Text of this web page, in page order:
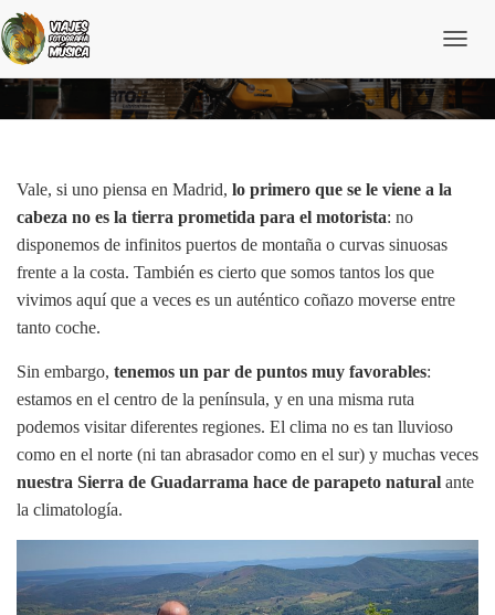
m
b
n
ó
Vale, si uno piensa en Madrid, lo primero que se le viene a la
cabeza no es la tierra prometida para el motorista: no
disponemos de infinitos puertos de montaña o curvas sinuosas
frente a la costa. También es cierto que somos tantos los que
vivimos aquí que a veces es un auténtico coñazo moverse entre
tanto coche.
Sin embargo, tenemos un par de puntos muy favorables:
estamos en el centro de la península, y en una misma ruta
podemos visitar diferentes regiones. El clima no es tan lluvioso
como en el norte (ni tan abrasador como en el sur) y muchas veces
nuestra Sierra de Guadarrama hace de parapeto natural ante
la climatología.